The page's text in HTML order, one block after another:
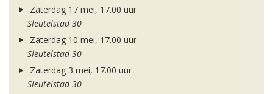
Zaterdag 17 mei, 17.00 uur
Sleutelstad 30
Zaterdag 10 mei, 17.00 uur
Sleutelstad 30
Zaterdag 3 mei, 17.00 uur
Sleutelstad 30